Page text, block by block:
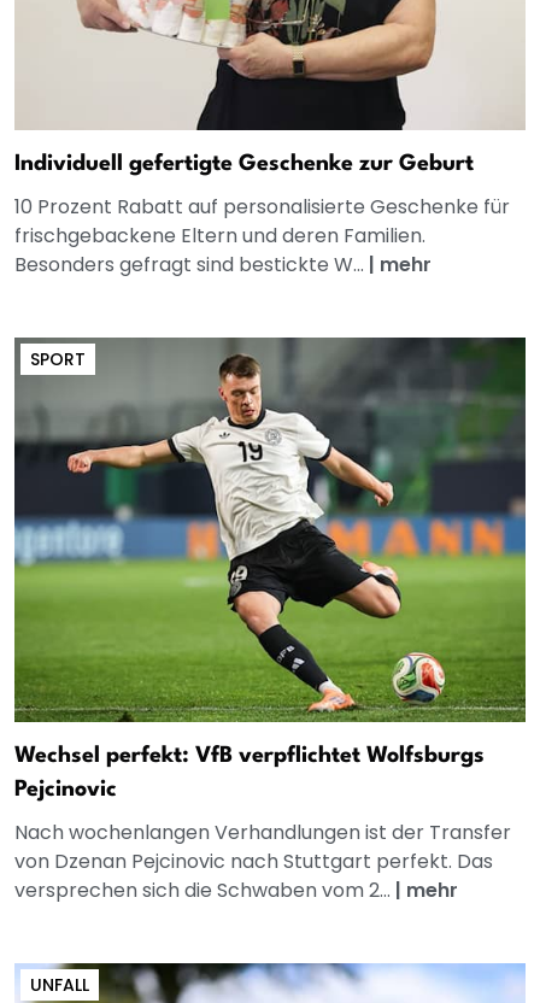
Individuell gefertigte Geschenke zur Geburt
10 Prozent Rabatt auf personalisierte Geschenke für
frischgebackene Eltern und deren Familien.
Besonders gefragt sind bestickte W... | mehr
SPORT
Wechsel perfekt: VfB verpflichtet Wolfsburgs
Pejcinovic
Nach wochenlangen Verhandlungen ist der Transfer
von Dzenan Pejcinovic nach Stuttgart perfekt. Das
versprechen sich die Schwaben vom 2... | mehr
UNFALL